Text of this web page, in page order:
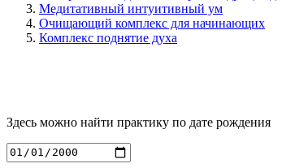
Медитативный интуитивный ум
Очищающий комплекс для начинающих
Комплекс поднятие духа
Здесь можно найти практику по дате рождения